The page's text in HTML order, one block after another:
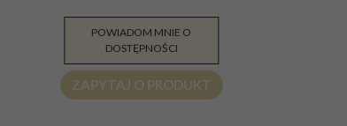
199.00PLN
ZAPYTAJ O PRODUKT
POWIADOM MNIE O
DOSTĘPNOŚCI